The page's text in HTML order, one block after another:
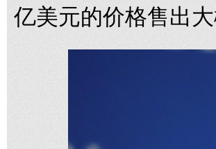
亿美元的价格售出